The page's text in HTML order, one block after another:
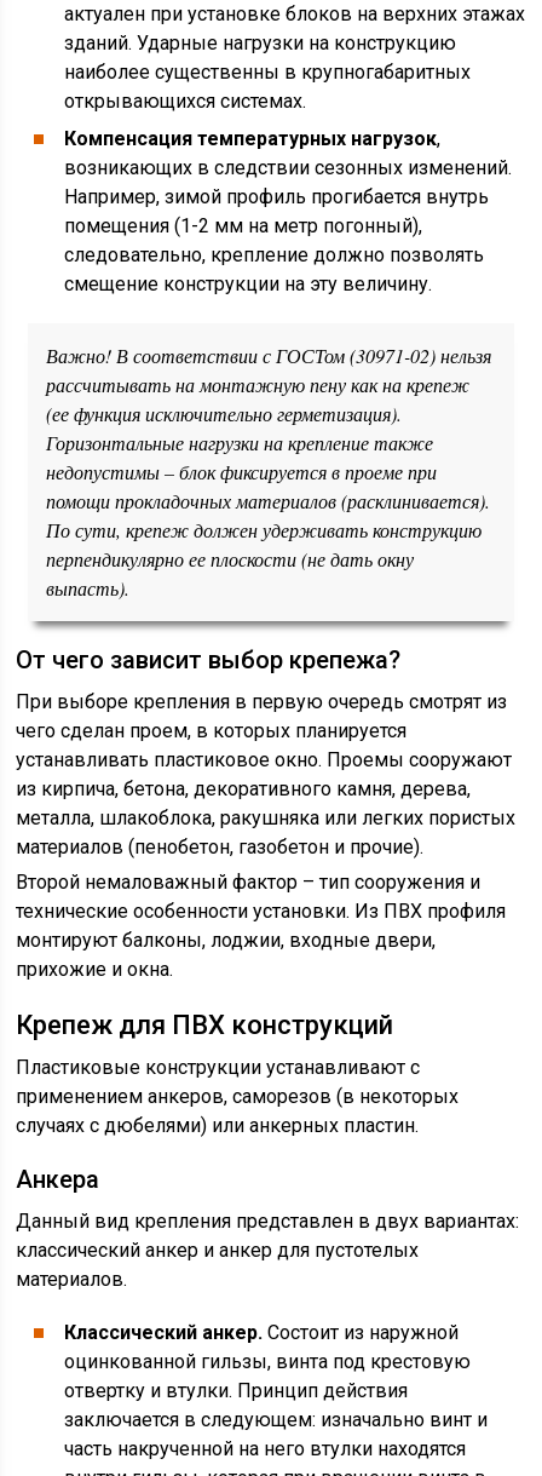
актуален при установке блоков на верхних этажах
зданий. Ударные нагрузки на конструкцию
наиболее существенны в крупногабаритных
открывающихся системах.
Компенсация температурных нагрузок,
возникающих в следствии сезонных изменений.
Например, зимой профиль прогибается внутрь
помещения (1-2 мм на метр погонный),
следовательно, крепление должно позволять
смещение конструкции на эту величину.
Важно! В соответствии с ГОСТом (30971-02) нельзя
рассчитывать на монтажную пену как на крепеж
(ее функция исключительно герметизация).
Горизонтальные нагрузки на крепление также
недопустимы – блок фиксируется в проеме при
помощи прокладочных материалов (расклинивается).
По сути, крепеж должен удерживать конструкцию
перпендикулярно ее плоскости (не дать окну
выпасть).
От чего зависит выбор крепежа?
При выборе крепления в первую очередь смотрят из
чего сделан проем, в которых планируется
устанавливать пластиковое окно. Проемы сооружают
из кирпича, бетона, декоративного камня, дерева,
металла, шлакоблока, ракушняка или легких пористых
материалов (пенобетон, газобетон и прочие).
Второй немаловажный фактор – тип сооружения и
технические особенности установки. Из ПВХ профиля
монтируют балконы, лоджии, входные двери,
прихожие и окна.
Крепеж для ПВХ конструкций
Пластиковые конструкции устанавливают с
применением анкеров, саморезов (в некоторых
случаях с дюбелями) или анкерных пластин.
Анкера
Данный вид крепления представлен в двух вариантах:
классический анкер и анкер для пустотелых
материалов.
Классический анкер. Состоит из наружной
оцинкованной гильзы, винта под крестовую
отвертку и втулки. Принцип действия
заключается в следующем: изначально винт и
часть накрученной на него втулки находятся